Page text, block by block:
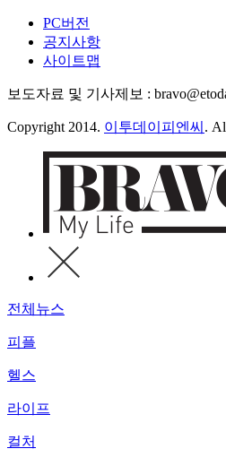
PC버전
공지사항
사이트맵
보도자료 및 기사제보 :
Copyright 2014. 이투데이피엔씨 .
전체뉴스
피플
헬스
라이프
컬처